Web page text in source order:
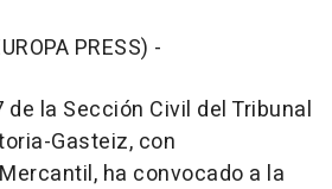
PRESS) -
la Sección Civil del Tribunal
Gasteiz, con
ha convocado a la